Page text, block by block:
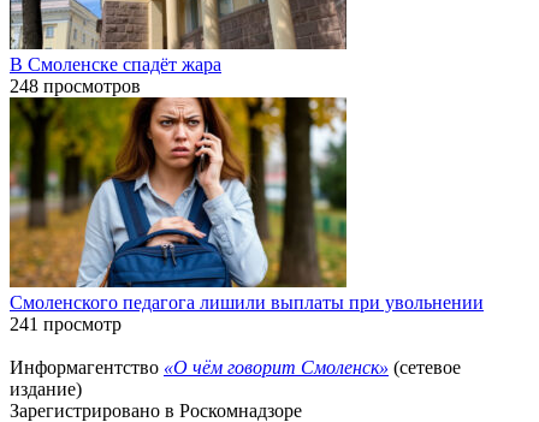
В Смоленске спадёт жара
248 просмотров
Смоленского педагога лишили выплаты при увольнении
241 просмотр
Информагентство «О чём говорит Смоленск» (сетевое
издание)
Зарегистрировано в Роскомнадзоре